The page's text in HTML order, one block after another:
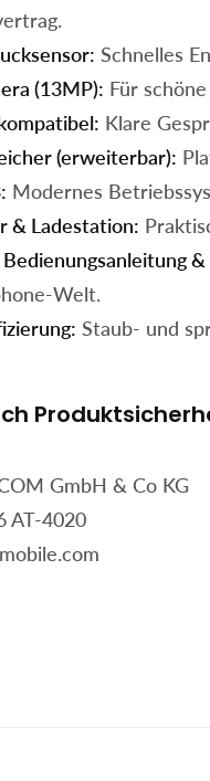
Schnelles
(13MP): Für
Klare
(erweiterbar):
Modernes
& Ladestation:
Welt.
Staub- und
GmbH & Co KG
AT-4020